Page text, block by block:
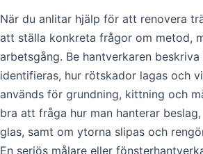
När du anlitar hjälp för att renovera
att ställa konkreta frågor om metod,
arbetsgång. Be hantverkaren
identifieras, hur rötskador lagas och
används för grundning, kittning och
bra att fråga hur man hanterar
glas, samt om ytorna slipas och
En seriös målare eller